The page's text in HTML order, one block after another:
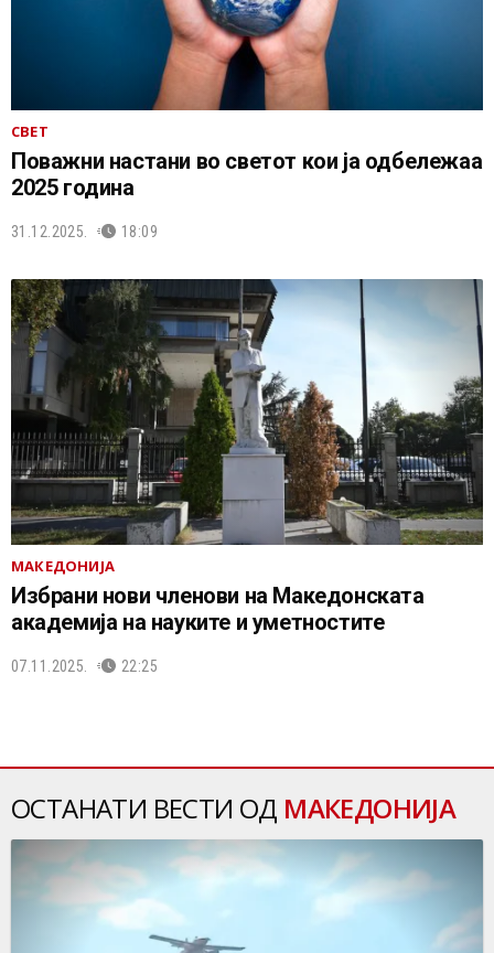
СВЕТ
Поважни настани во светот кои ја одбележаа
2025 година
31.12.2025. 18:09
МАКЕДОНИЈА
Избрани нови членови на Македонската
академија на науките и уметностите
07.11.2025. 22:25
ОСТАНАТИ ВЕСТИ ОД МАКЕДОНИЈА